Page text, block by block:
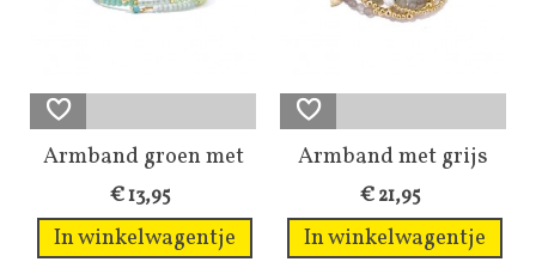
Armband groen met
kralen in mint...
€ 13,95
In winkelwagentje
Armband met grijs
natuursteen...
€ 21,95
In winkelwagentje